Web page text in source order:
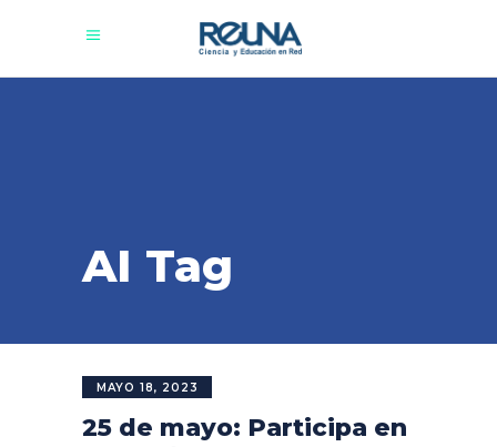
AI Tag
MAYO 18, 2023
25 de mayo: Participa en